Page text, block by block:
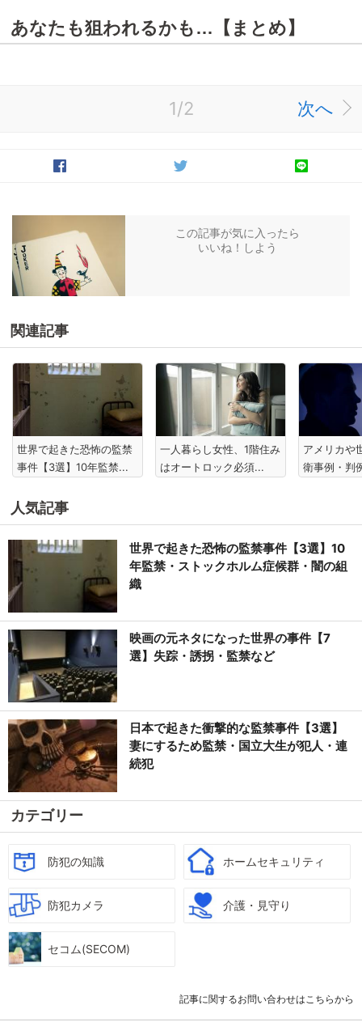
あなたも狙われるかも…【まとめ】
1/2 次へ
この記事が気に入ったら
いいね！しよう
関連記事
世界で起きた恐怖の監禁
事件【3選】10年監禁...
一人暮らし女性、1階住み
はオートロック必須...
アメリカや
衛事例・判
人気記事
世界で起きた恐怖の監禁事件【3選】10
年監禁・ストックホルム症候群・闇の組
織
映画の元ネタになった世界の事件【7
選】失踪・誘拐・監禁など
日本で起きた衝撃的な監禁事件【3選】
妻にするため監禁・国立大生が犯人・連
続犯
カテゴリー
防犯の知識 ホームセキュリティ
防犯カメラ 介護・見守り
セコム(SECOM)
記事に関するお問い合わせはこちらから